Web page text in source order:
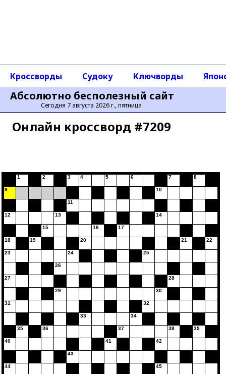
Абсолютно бесполезный сайт
Сегодня 7 августа 2026 г., пятница
Кроссворды Судоку Ключворды
Онлайн кроссворд #7209
9
12
18
23
27
31
40
44
1
35
19
2
15
36
13
26
29
3
11
24
43
4
20
33
16
5
41
17
37
6
34
25
32
10
14
30
42
45
7
28
38
21
8
39
22